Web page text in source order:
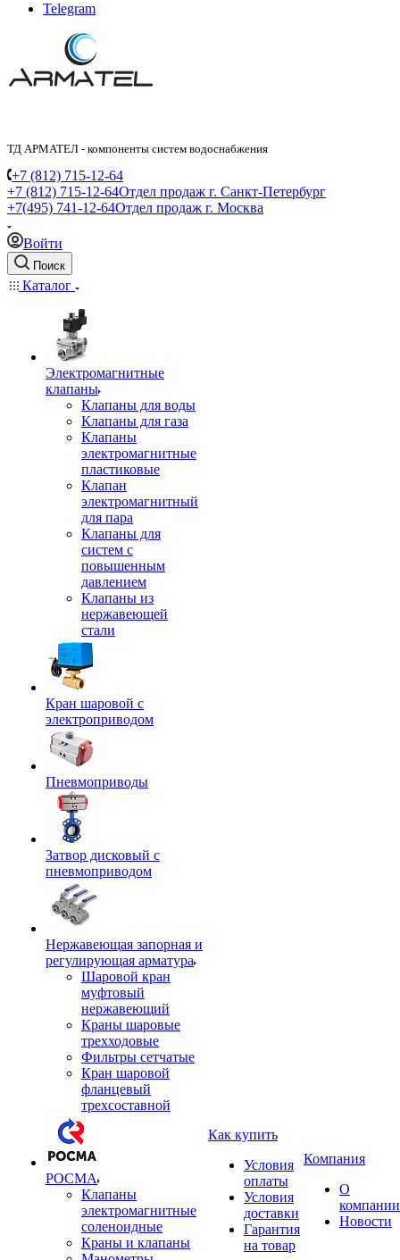
Telegram
ТД АРМАТЕЛ - компоненты систем водоснабжения
+7 (812) 715-12-64
+7 (812) 715-12-64Отдел продаж г. Санкт-Петербург
+7(495) 741-12-64Отдел продаж г. Москва
Войти
Поиск
Каталог
Электромагнитные
клапаны
Клапаны для воды
Клапаны для газа
Клапаны
электромагнитные
пластиковые
Клапан
электромагнитный
для пара
Клапаны для
систем с
повышенным
давлением
Клапаны из
нержавеющей
стали
Кран шаровой с
электроприводом
Пневмоприводы
Затвор дисковый с
пневмоприводом
Нержавеющая запорная и
регулирующая арматура
Шаровой кран
муфтовый
нержавеющий
Краны шаровые
трехходовые
Фильтры сетчатые
Кран шаровой
фланцевый
трехсоставной
РОСМА
Клапаны
электромагнитные
соленоидные
Краны и клапаны
Как купить
Условия
оплаты
Условия
доставки
Гарантия
на товар
Компания
О
компании
Новости